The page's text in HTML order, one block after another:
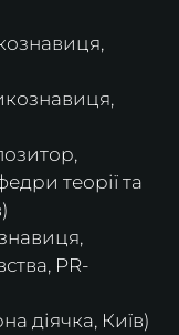
теорії та
PR-
діячка, Київ)